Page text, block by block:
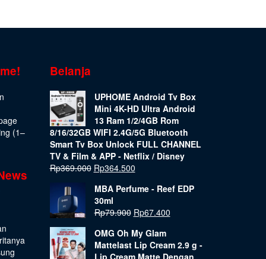
(1–
Belanja
UPHOME Android Tv Box
Mini 4K-HD Ultra Android
13 Ram 1/2/4GB Rom
8/16/32GB WIFI 2.4G/5G Bluetooth
Smart Tv Box Unlock FULL CHANNEL
TV & Film & APP - Netflix / Disney
Rp369.000 Rp364.500
MBA Perfume - Reef EDP
30ml
Rp79.900 Rp67.400
OMG Oh My Glam
Mattelast Lip Cream 2.9 g -
Lip Cream Matte Dengan